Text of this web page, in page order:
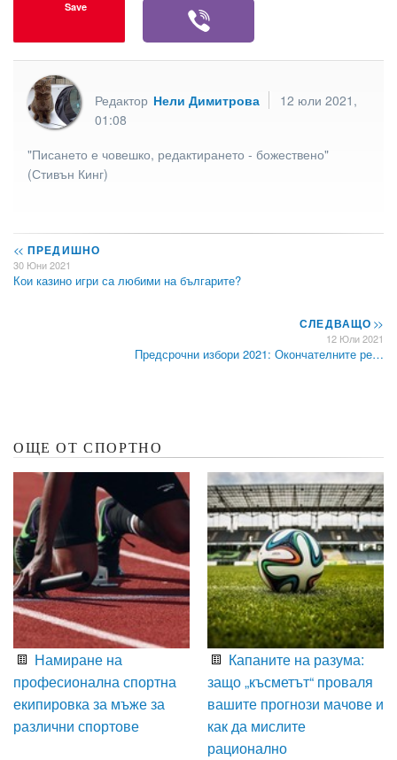
Save
Редактор Нели Димитрова
12 юли 2021,
01:08
"Писането е човешко, редактирането - божествено"
(Стивън Кинг)
<< ПРЕДИШНО
30 Юни 2021
Кои казино игри са любими на българите?
СЛЕДВАЩО>>
12 Юли 2021
Предсрочни избори 2021: Окончателните ре…
ОЩЕ ОТ СПОРТНО
Намиране на
професионална спортна
екипировка за мъже за
различни спортове
Капаните на разума:
защо „късметът“ проваля
вашите прогнози мачове и
как да мислите
рационално